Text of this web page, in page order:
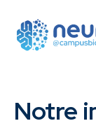
Notre